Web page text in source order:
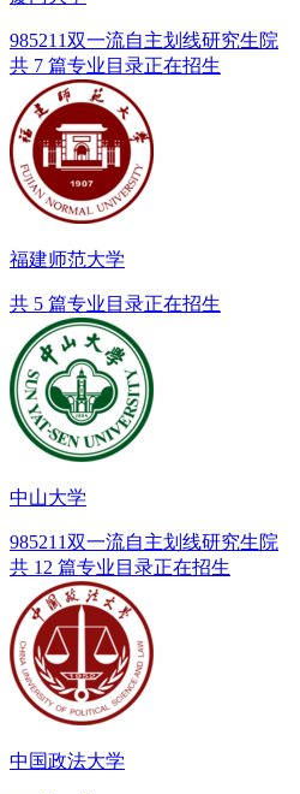
985211双一流自主划线研究生院
共 7 篇专业目录正在招生
福建师范大学
共 5 篇专业目录正在招生
中山大学
985211双一流自主划线研究生院
共 12 篇专业目录正在招生
中国政法大学